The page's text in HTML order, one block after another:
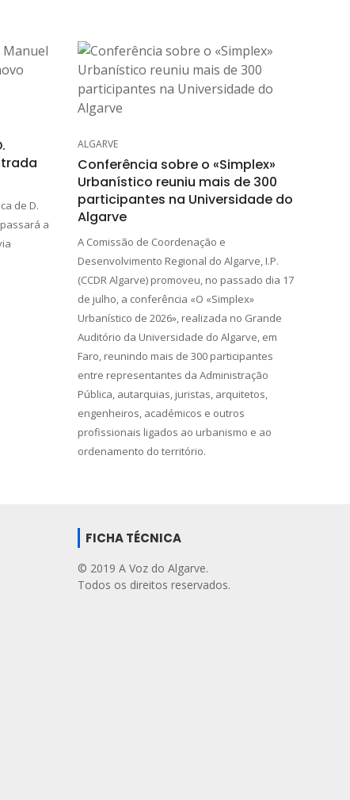
de D.
a
ALGARVE
Conferência sobre o «Simplex»
Urbanístico reuniu mais de 300
participantes na Universidade do
Algarve
A Comissão de Coordenação e
Desenvolvimento Regional do Algarve, I.P.
(CCDR Algarve) promoveu, no passado dia 17
de julho, a conferência «O «Simplex»
Urbanístico de 2026», realizada no Grande
Auditório da Universidade do Algarve, em
Faro, reunindo mais de 300 participantes
entre representantes da Administração
Pública, autarquias, juristas, arquitetos,
engenheiros, académicos e outros
profissionais ligados ao urbanismo e ao
ordenamento do território.
FICHA TÉCNICA
© 2019 A Voz do Algarve.
Todos os direitos reservados.